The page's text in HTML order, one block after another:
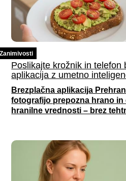
Zanimivosti
Poslikajte krožnik in telefon
aplikacija z umetno
Brezplačna aplikacija
fotografijo prepozna hrano in
hranilne vrednosti – brez